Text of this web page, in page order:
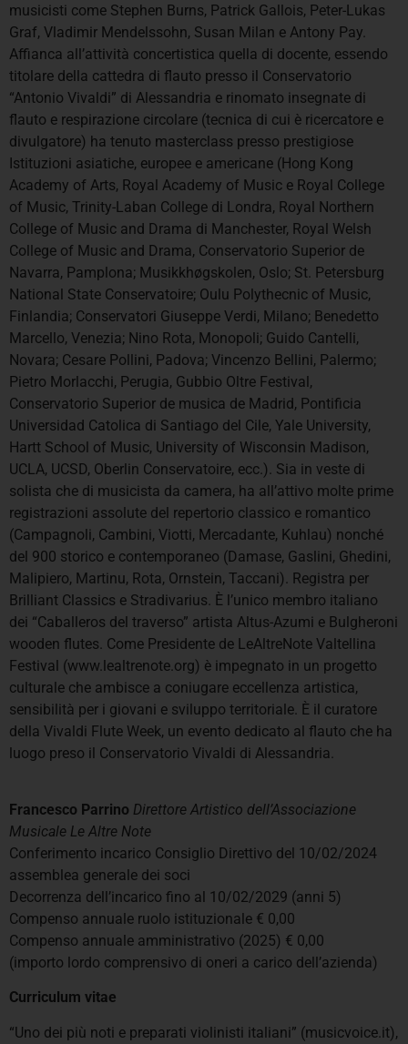
musicisti come Stephen Burns, Patrick Gallois, Peter-Lukas
Graf, Vladimir Mendelssohn, Susan Milan e Antony Pay.
Affianca all’attività concertistica quella di docente, essendo
titolare della cattedra di flauto presso il Conservatorio
“Antonio Vivaldi” di Alessandria e rinomato insegnate di
flauto e respirazione circolare (tecnica di cui è ricercatore e
divulgatore) ha tenuto masterclass presso prestigiose
Istituzioni asiatiche, europee e americane (Hong Kong
Academy of Arts, Royal Academy of Music e Royal College
of Music, Trinity-Laban College di Londra, Royal Northern
College of Music and Drama di Manchester, Royal Welsh
College of Music and Drama, Conservatorio Superior de
Navarra, Pamplona; Musikkhøgskolen, Oslo; St. Petersburg
National State Conservatoire; Oulu Polythecnic of Music,
Finlandia; Conservatori Giuseppe Verdi, Milano; Benedetto
Marcello, Venezia; Nino Rota, Monopoli; Guido Cantelli,
Novara; Cesare Pollini, Padova; Vincenzo Bellini, Palermo;
Pietro Morlacchi, Perugia, Gubbio Oltre Festival,
Conservatorio Superior de musica de Madrid, Pontificia
Universidad Catolica di Santiago del Cile, Yale University,
Hartt School of Music, University of Wisconsin Madison,
UCLA, UCSD, Oberlin Conservatoire, ecc.). Sia in veste di
solista che di musicista da camera, ha all’attivo molte prime
registrazioni assolute del repertorio classico e romantico
(Campagnoli, Cambini, Viotti, Mercadante, Kuhlau) nonché
del 900 storico e contemporaneo (Damase, Gaslini, Ghedini,
Malipiero, Martinu, Rota, Ornstein, Taccani). Registra per
Brilliant Classics e Stradivarius. È l’unico membro italiano
dei “Caballeros del traverso” artista Altus-Azumi e Bulgheroni
wooden flutes. Come Presidente de LeAltreNote Valtellina
Festival (www.lealtrenote.org) è impegnato in un progetto
culturale che ambisce a coniugare eccellenza artistica,
sensibilità per i giovani e sviluppo territoriale. È il curatore
della Vivaldi Flute Week, un evento dedicato al flauto che ha
luogo preso il Conservatorio Vivaldi di Alessandria.
Francesco Parrino Direttore Artistico dell’Associazione
Musicale Le Altre Note
Conferimento incarico Consiglio Direttivo del 10/02/2024
assemblea generale dei soci
Decorrenza dell’incarico fino al 10/02/2029 (anni 5)
Compenso annuale ruolo istituzionale € 0,00
Compenso annuale amministrativo (2025) € 0,00
(importo lordo comprensivo di oneri a carico dell’azienda)
Curriculum vitae
“Uno dei più noti e preparati violinisti italiani” (musicvoice.it),